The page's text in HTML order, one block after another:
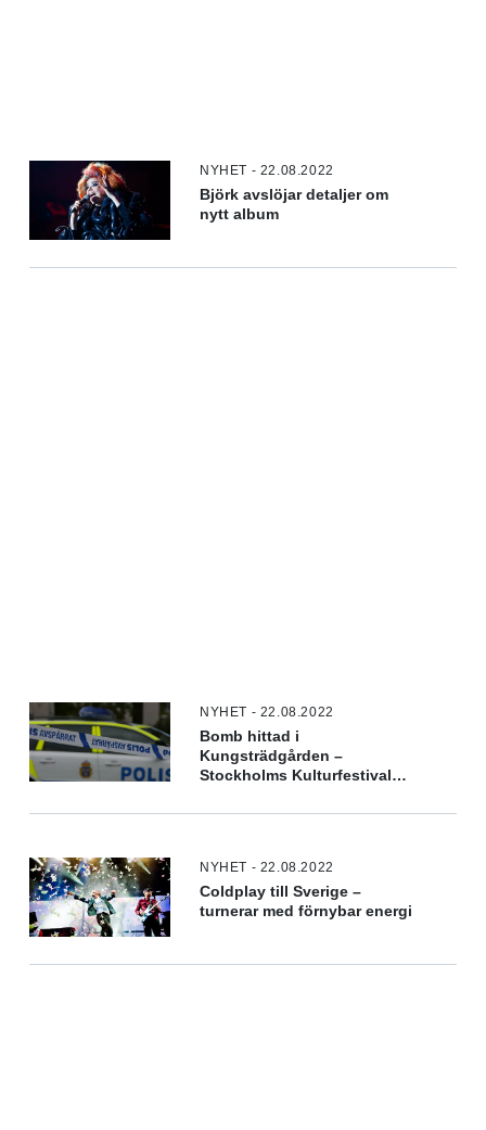
NYHET - 22.08.2022
Björk avslöjar detaljer om
nytt album
NYHET - 22.08.2022
Bomb hittad i
Kungsträdgården –
Stockholms Kulturfestival
NYHET - 22.08.2022
Coldplay till Sverige –
turnerar med förnybar energi